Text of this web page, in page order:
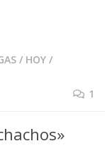
/ HOY /
1